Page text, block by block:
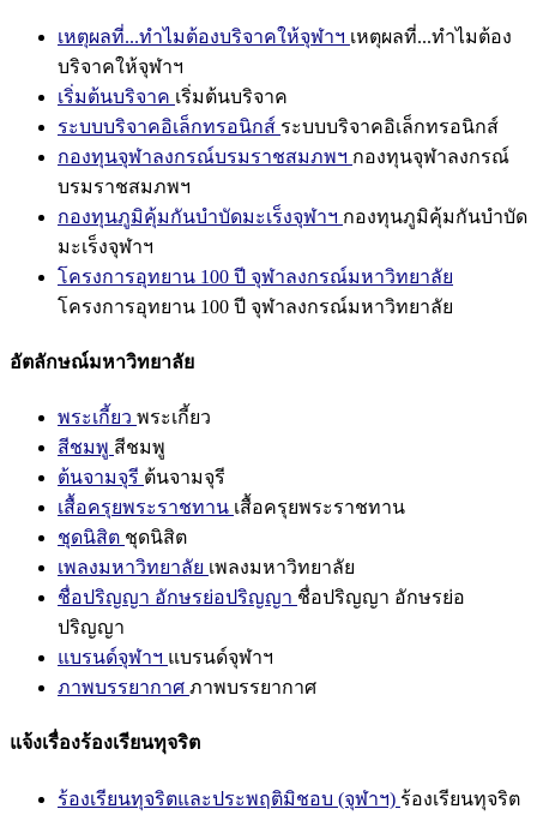
เหตุผลที่...ทำไมต้องบริจาคให้จุฬาฯ เหตุผลที่...ทำไมต้อง
บริจาคให้จุฬาฯ
เริ่มต้นบริจาค เริ่มต้นบริจาค
ระบบบริจาคอิเล็กทรอนิกส์ ระบบบริจาคอิเล็กทรอนิกส์
กองทุนจุฬาลงกรณ์บรมราชสมภพฯ กองทุนจุฬาลงกรณ์
บรมราชสมภพฯ
กองทุนภูมิคุ้มกันบำบัดมะเร็งจุฬาฯ กองทุนภูมิคุ้มกันบำบัด
มะเร็งจุฬาฯ
โครงการอุทยาน 100 ปี จุฬาลงกรณ์มหาวิทยาลัย
โครงการอุทยาน 100 ปี จุฬาลงกรณ์มหาวิทยาลัย
อัตลักษณ์มหาวิทยาลัย
พระเกี้ยว พระเกี้ยว
สีชมพู สีชมพู
ต้นจามจุรี ต้นจามจุรี
เสื้อครุยพระราชทาน เสื้อครุยพระราชทาน
ชุดนิสิต ชุดนิสิต
เพลงมหาวิทยาลัย เพลงมหาวิทยาลัย
ชื่อปริญญา อักษรย่อปริญญา ชื่อปริญญา อักษรย่อ
ปริญญา
แบรนด์จุฬาฯ แบรนด์จุฬาฯ
ภาพบรรยากาศ ภาพบรรยากาศ
แจ้งเรื่องร้องเรียนทุจริต
ร้องเรียนทุจริตและประพฤติมิชอบ (จุฬาฯ) ร้องเรียนทุจริต